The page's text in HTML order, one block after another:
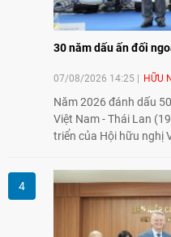
30 năm dấu ấn đối
07/08/2026 14:25 HỮU
Năm 2026 đánh dấu
Việt Nam - Thái Lan
triển của Hội hữu nghị
tình hữu nghị, đồng
giao lưu truyền thống
nghiệp, giáo dục, văn
cường sự hiểu biết và